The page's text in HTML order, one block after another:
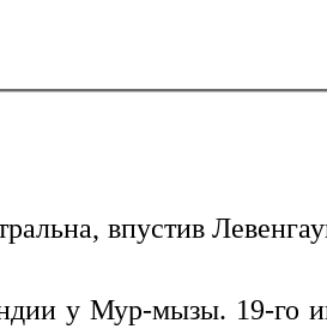
впустив
у Мур-мызы. 19-го